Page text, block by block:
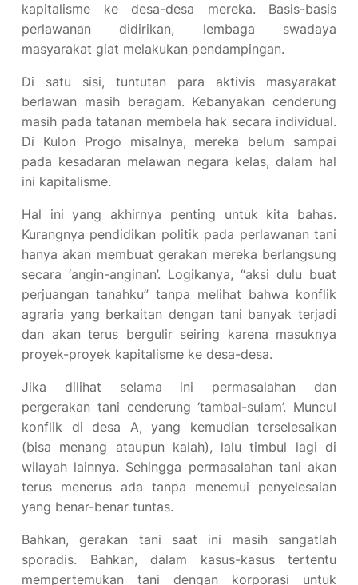
kapitalisme ke desa-desa mereka. Basis-basis
perlawanan didirikan, lembaga swadaya
masyarakat giat melakukan pendampingan.
Di satu sisi, tuntutan para aktivis masyarakat
berlawan masih beragam. Kebanyakan cenderung
masih pada tatanan membela hak secara individual.
Di Kulon Progo misalnya, mereka belum sampai
pada kesadaran melawan negara kelas, dalam hal
ini kapitalisme.
Hal ini yang akhirnya penting untuk kita bahas.
Kurangnya pendidikan politik pada perlawanan tani
hanya akan membuat gerakan mereka berlangsung
secara ‘angin-anginan’. Logikanya, “aksi dulu buat
perjuangan tanahku” tanpa melihat bahwa konflik
agraria yang berkaitan dengan tani banyak terjadi
dan akan terus bergulir seiring karena masuknya
proyek-proyek kapitalisme ke desa-desa.
Jika dilihat selama ini permasalahan dan
pergerakan tani cenderung ‘tambal-sulam’. Muncul
konflik di desa A, yang kemudian terselesaikan
(bisa menang ataupun kalah), lalu timbul lagi di
wilayah lainnya. Sehingga permasalahan tani akan
terus menerus ada tanpa menemui penyelesaian
yang benar-benar tuntas.
Bahkan, gerakan tani saat ini masih sangatlah
sporadis. Bahkan, dalam kasus-kasus tertentu
mempertemukan tani dengan korporasi untuk